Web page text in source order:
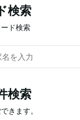
検索
ド検索
検索
きます。